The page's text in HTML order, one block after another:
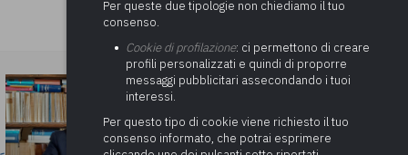
ai comuni per l’attivazione di
(Partenariato Pubblico
Privato)
Società e organismi
adempimenti degli enti locali
Protezione dei Dati (RPD,
altrimenti denominato Data
Protection Officer, DPO)
Supporto transizione al
digitale
Consolidato
Relazione di fine e inizio
mandato
Supporto alla predisposizione
del Piano Economico-
Energetiche (ex Legge 10/91)
Controllo Pratiche Sismiche
Per queste due tipologie non chiediamo il tuo
consenso.
Cookie di profilazione: ci permettono di creare
profili personalizzati e quindi di proporre
messaggi pubblicitari assecondando i tuoi
interessi.
Per questo tipo di cookie viene richiesto il tuo
consenso informato, che potrai esprimere